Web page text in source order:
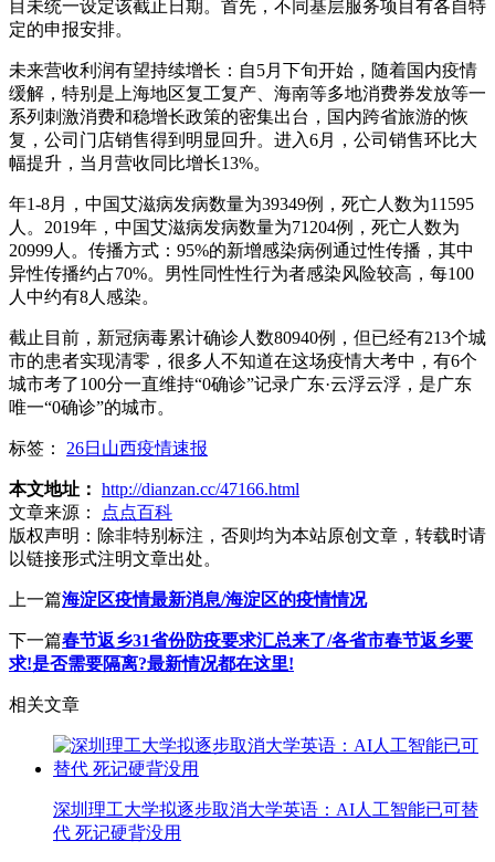
目未统一设定该截止日期。首先，不同基层服务项目有各自特
定的申报安排。
未来营收利润有望持续增长：自5月下旬开始，随着国内疫情
缓解，特别是上海地区复工复产、海南等多地消费券发放等一
系列刺激消费和稳增长政策的密集出台，国内跨省旅游的恢
复，公司门店销售得到明显回升。进入6月，公司销售环比大
幅提升，当月营收同比增长13%。
年1-8月，中国艾滋病发病数量为39349例，死亡人数为11595
人。2019年，中国艾滋病发病数量为71204例，死亡人数为
20999人。传播方式：95%的新增感染病例通过性传播，其中
异性传播约占70%。男性同性性行为者感染风险较高，每100
人中约有8人感染。
截止目前，新冠病毒累计确诊人数80940例，但已经有213个城
市的患者实现清零，很多人不知道在这场疫情大考中，有6个
城市考了100分一直维持“0确诊”记录广东·云浮云浮，是广东
唯一“0确诊”的城市。
标签： 26日山西疫情速报
本文地址： http://dianzan.cc/47166.html
文章来源：
点点百科
版权声明： 除非特别标注，否则均为本站原创文章，转载时请
以链接形式注明文章出处。
上一篇海淀区疫情最新消息/海淀区的疫情情况
下一篇春节返乡31省份防疫要求汇总来了/各省市春节返乡要
求!是否需要隔离?最新情况都在这里!
相关文章
深圳理工大学拟逐步取消大学英语：AI人工智能已可替
代 死记硬背没用